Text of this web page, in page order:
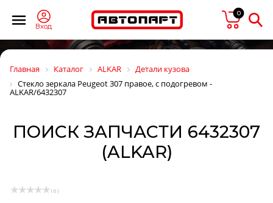
Вход
0
Главная Каталог ALKAR
Детали кузова
Стекло зеркала Peugeot 307 правое, с подогревом -
ALKAR/6432307
ПОИСК ЗАПЧАСТИ 6432307
(ALKAR)
( 0 )